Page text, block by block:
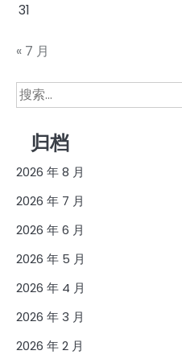
31
« 7 月
搜
索：
归档
2026 年 8 月
2026 年 7 月
2026 年 6 月
2026 年 5 月
2026 年 4 月
2026 年 3 月
2026 年 2 月